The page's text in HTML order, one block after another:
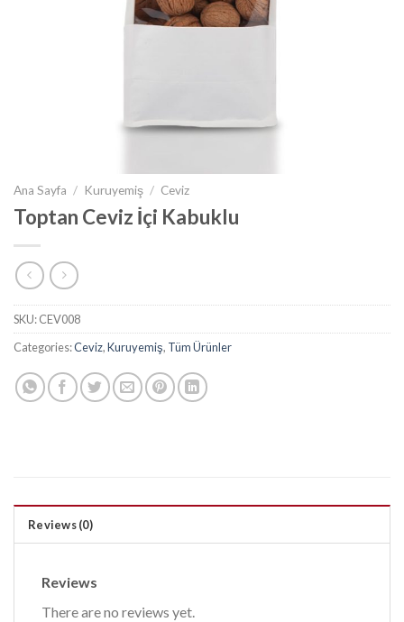
Ana Sayfa / Kuruyemiş / Ceviz
Toptan Ceviz İçi Kabuklu
SKU:CEV008
Categories:Ceviz,Kuruyemiş, Tüm Ürünler
Reviews (0)
Reviews
There are no reviews yet.